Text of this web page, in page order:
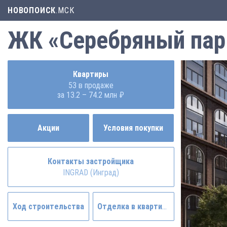
НОВОПОИСК.МСК
ЖК «Серебряный
Квартиры
53 в продаже
за 13.2 – 74.2 млн ₽
Акции Условия покупки
Контакты застройщика
INGRAD (Инград)
Ход строительства Отделка в квартире